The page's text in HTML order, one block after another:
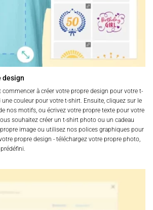
design
à créer votre propre design pour votre t-
couleur pour votre t-shirt. Ensuite, cliquez sur le
nos motifs, ou écrivez votre propre texte pour votre
souhaitez créer un t-shirt photo ou un cadeau
image ou utilisez nos polices graphiques pour
propre design - téléchargez votre propre photo,